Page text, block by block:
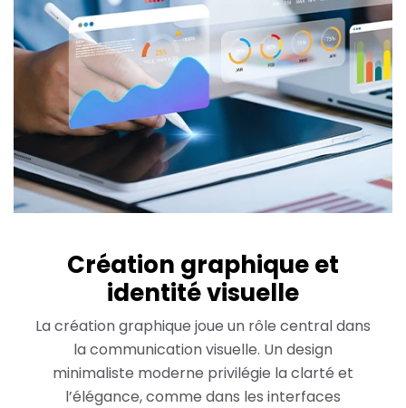
Création graphique et
identité visuelle
La création graphique joue un rôle central dans
la communication visuelle. Un design
minimaliste moderne privilégie la clarté et
l’élégance, comme dans les interfaces